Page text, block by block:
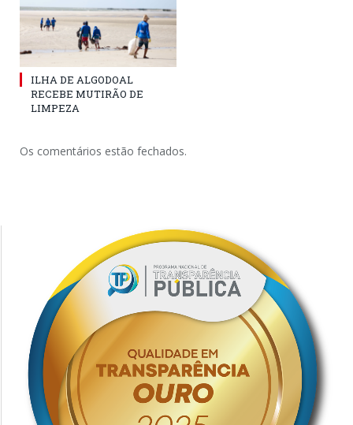
ILHA DE ALGODOAL
RECEBE MUTIRÃO DE
LIMPEZA
Os comentários estão fechados.